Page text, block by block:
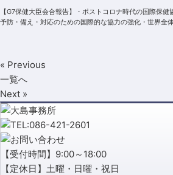
【G7保健大臣会合報告】・ポストコロナ時代の国際保
予防・備え・対応のための国際的な協力の強化・世界全
« Previous
一覧へ
Next »
【受付時間】9:00～18:00
【定休日】土曜・日曜・祝日